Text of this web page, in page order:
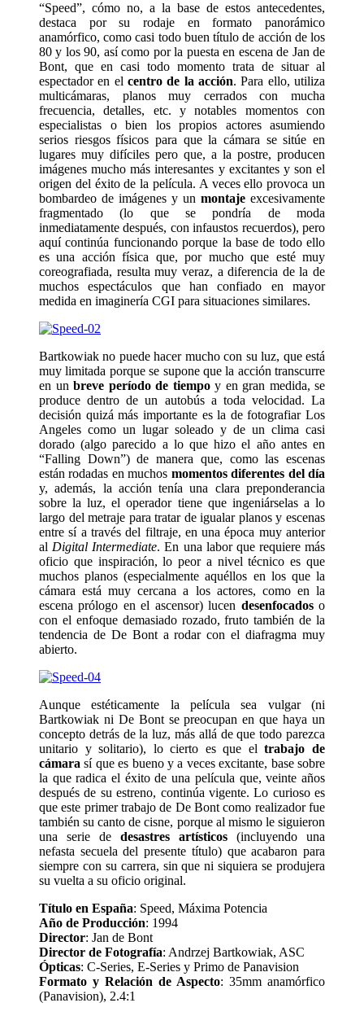
“Speed”, cómo no, a la base de estos antecedentes,
destaca por su rodaje en formato panorámico
anamórfico, como casi todo buen título de acción de los
80 y los 90, así como por la puesta en escena de Jan de
Bont, que en casi todo momento trata de situar al
espectador en el centro de la acción. Para ello, utiliza
multicámaras, planos muy cerrados con mucha
frecuencia, detalles, etc. y notables momentos con
especialistas o bien los propios actores asumiendo
serios riesgos físicos para que la cámara se sitúe en
lugares muy difíciles pero que, a la postre, producen
imágenes mucho más interesantes y excitantes y son el
origen del éxito de la película. A veces ello provoca un
bombardeo de imágenes y un montaje excesivamente
fragmentado (lo que se pondría de moda
inmediatamente después, con infaustos recuerdos), pero
aquí continúa funcionando porque la base de todo ello
es una acción física que, por mucho que esté muy
coreografiada, resulta muy veraz, a diferencia de la de
muchos espectáculos que han confiado en mayor
medida en imaginería CGI para situaciones similares.
Bartkowiak no puede hacer mucho con su luz, que está
muy limitada porque se supone que la acción transcurre
en un breve período de tiempoy en gran medida, se
produce dentro de un autobús a toda velocidad. La
decisión quizá más importante es la de fotografiar Los
Angeles como un lugar soleado y de un clima casi
dorado (algo parecido a lo que hizo el año antes en
“Falling Down”) de manera que, como las escenas
están rodadas en muchos momentos diferentes del día
y, además, la acción tenía una clara preponderancia
sobre la luz, el operador tiene que ingeniárselas a lo
largo del metraje para tratar de igualar planos y escenas
entre sí a través del filtraje, en una época muy anterior
al Digital Intermediate. En una labor que requiere más
oficio que inspiración, lo peor a nivel técnico es que
muchos planos (especialmente aquéllos en los que la
cámara está muy cercana a los actores, como en la
escena prólogo en el ascensor) lucen desenfocadoso
con el enfoque demasiado rozado, fruto también de la
tendencia de De Bont a rodar con el diafragma muy
abierto.
Aunque estéticamente la película sea vulgar (ni
Bartkowiak ni De Bont se preocupan en que haya un
concepto detrás de la luz, más allá de que todo parezca
unitario y solitario), lo cierto es que eltrabajo de
cámara sí que es bueno y a veces excitante, base sobre
la que radica el éxito de una película que, veinte años
después de su estreno, continúa vigente. Lo curioso es
que este primer trabajo de De Bont como realizador fue
también su canto de cisne, porque al mismo le siguieron
una serie de desastres artísticos (incluyendo una
nefasta secuela del presente título) que acabaron para
siempre con su carrera, sin que ni siquiera se produjera
su vuelta a su oficio original.
Título en España: Speed, Máxima Potencia
Año de Producción: 1994
Director: Jan de Bont
Director de Fotografía: Andrzej Bartkowiak, ASC
Ópticas: C-Series, E-Series y Primo de Panavision
Formato y Relación de Aspecto: 35mm anamórfico
(Panavision), 2.4:1